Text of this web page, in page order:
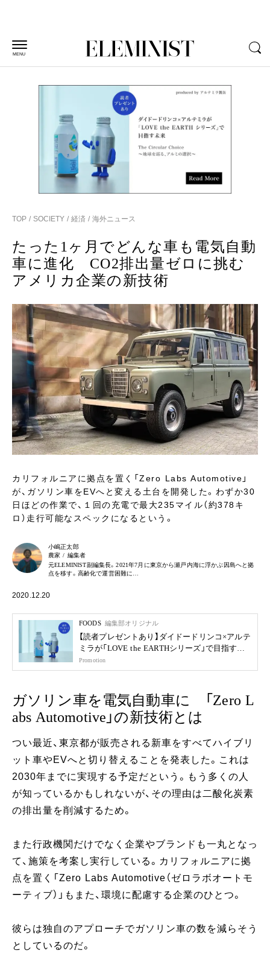
MENU
TOP SOCIETY 経済 海外ニュース
たった1ヶ月でどんな車も電気自動
車に進化 CO2排出量ゼロに挑む
アメリカ企業の新技術
カリフォルニアに拠点を置く「Zero Labs Automotive」
が、ガソリン車をEVへと変える土台を開発した。わずか30
日ほどの作業で、１回の充電で最大235マイル（約378キ
ロ）走行可能なスペックになるという。
小嶋正太郎
農家 / 編集者
元ELEMINIST副編集長。2021年7月に東京から瀬戸内海に浮かぶ因島へと拠
点を移す。高齢化で運営困難に…
2020.12.20
FOODS 編集部オリジナル
【読者プレゼントあり】ダイドードリンコ×アルテ
ミラが「LOVE the EARTHシリーズ」で目指す未
来
Promotion
ガソリン車を電気自動車に 「Zero L
abs Automotive」の新技術とは
つい最近、東京都が販売される新車をすべてハイブリ
ット車やEVへと切り替えることを発表した。これは
2030年までに実現する予定だという。もう多くの人
が知っているかもしれないが、その理由は二酸化炭素
の排出量を削減するため。
また行政機関だけでなく企業やブランドも一丸となっ
て、施策を考案し実行している。カリフォルニアに拠
点を置く「Zero Labs Automotive（ゼロラボオートモ
ーティブ）」もまた、環境に配慮する企業のひとつ。
彼らは独自のアプローチでガソリン車の数を減らそう
としているのだ。